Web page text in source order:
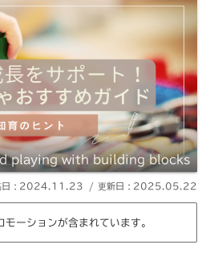
playing with building blocks
2024.11.23 2025.05.22
ーションが含まれています。